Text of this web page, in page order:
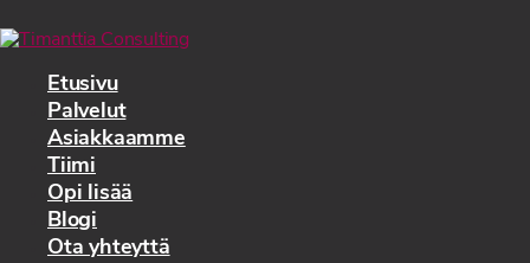
pääsisältöön
Etusivu
Palvelut
Asiakkaamme
Tiimi
Opi lisää
Blogi
Ota yhteyttä